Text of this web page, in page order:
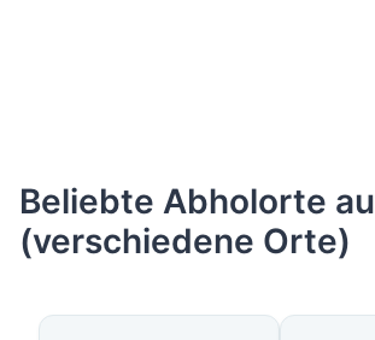
Beliebte Abholorte
(verschiedene Orte)